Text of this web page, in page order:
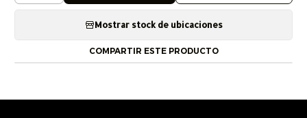
Mostrar stock de ubicaciones
COMPARTIR ESTE PRODUCTO